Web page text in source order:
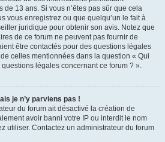
de 13 ans. Si vous n’êtes pas sûr que cela
vous enregistrez ou que quelqu’un le fait à
juridique pour obtenir son avis. Notez que
de ce forum ne peuvent pas fournir de
être contactés pour des questions légales
celles mentionnées dans la question « Qui
légales concernant ce forum ? ».
je n’y parviens pas !
du forum ait désactivé la création de
avoir banni votre IP ou interdit le nom
utiliser. Contactez un administrateur du forum